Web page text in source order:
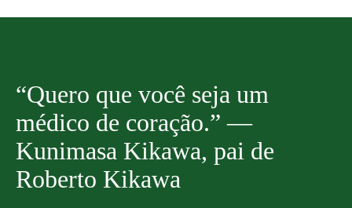
“Quero que você seja um
médico de coração.” —
Kunimasa Kikawa, pai de
Roberto Kikawa